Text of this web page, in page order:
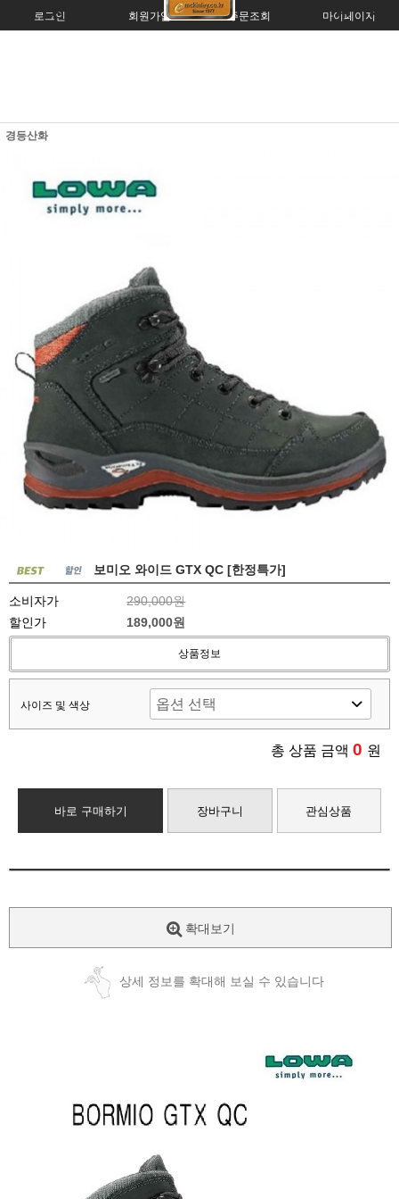
로그인 회원가입 주문조회 마이페이지
경등산화
보미오 와이드 GTX QC [한정특가]
소비자가
290,000원
할인가
189,000원
상품정보
사이즈 및 색상
총 상품 금액 0 원
바로 구매하기 장바구니 관심상품
확대보기
상세 정보를 확대해 보실 수 있습니다